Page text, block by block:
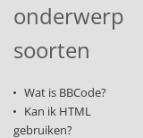
onderwerp
soorten
Wat is BBCode?
Kan ik HTML
gebruiken?